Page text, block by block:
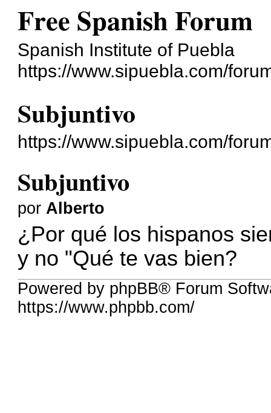
Free Spanish Forum
Spanish Institute of Puebla
https://www.sipuebla.com/
Subjuntivo
https://www.sipuebla.com/
Subjuntivo
por Alberto
¿Por qué los hispanos
y no "Qué te vas bien?
Powered by phpBB® Forum
https://www.phpbb.com/